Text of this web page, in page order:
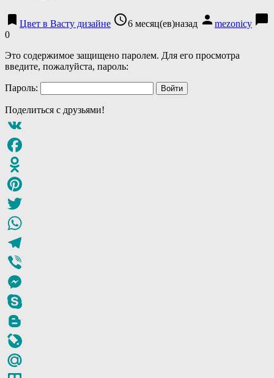
bookmark Цвет в Васту дизайне access_time6 месяц(ев)назад person mezonicy chat_bubble
0
Это содержимое защищено паролем. Для его просмотра
введите, пожалуйста, пароль:
Пароль:
Поделиться с друзьями!
VK
Facebook
Odnoklassniki
Pinterest
Twitter
WhatsApp
Telegram
Viber
Messenger
Skype
Blogger
LiveJournal